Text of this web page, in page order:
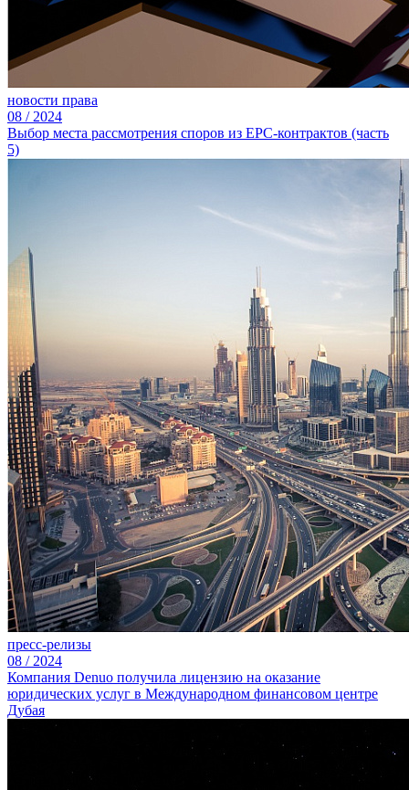
новости права
08 / 2024
Выбор места рассмотрения споров из ЕРС-контрактов (часть
5)
пресс-релизы
08 / 2024
Компания Denuo получила лицензию на оказание
юридических услуг в Международном финансовом центре
Дубая